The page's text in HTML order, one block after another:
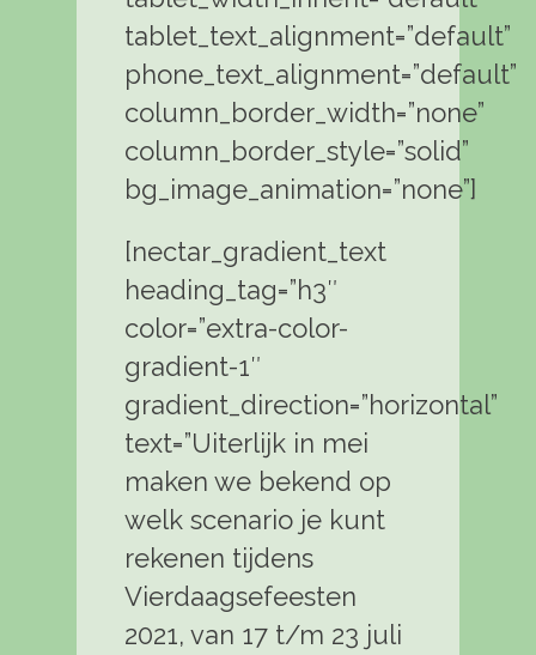
tablet_text_alignment=”default”
phone_text_alignment=”default”
column_border_width=”none”
column_border_style=”solid”
bg_image_animation=”none”]
[nectar_gradient_text
heading_tag=”h3″
color=”extra-color-
gradient-1″
gradient_direction=”horizontal”
text=”Uiterlijk in mei
maken we bekend op
welk scenario je kunt
rekenen tijdens
Vierdaagsefeesten
2021, van 17 t/m 23 juli